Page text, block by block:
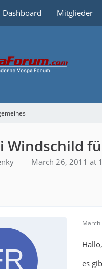
Dashboard Mitglieder
Windschild
March 26, 2011 at
March
Hallo,
es